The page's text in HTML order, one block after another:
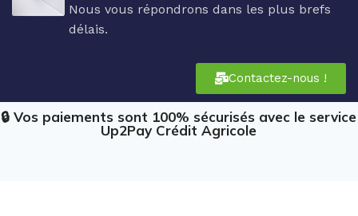
Nous vous répondrons dans les plus brefs
délais.
Contactez-nous !
🔒 Vos paiements sont 100% sécurisés avec le service
Up2Pay Crédit Agricole